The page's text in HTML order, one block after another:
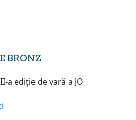
BRONZ
a ediție de vară a JO